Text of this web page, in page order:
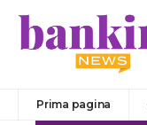
Prima pagina